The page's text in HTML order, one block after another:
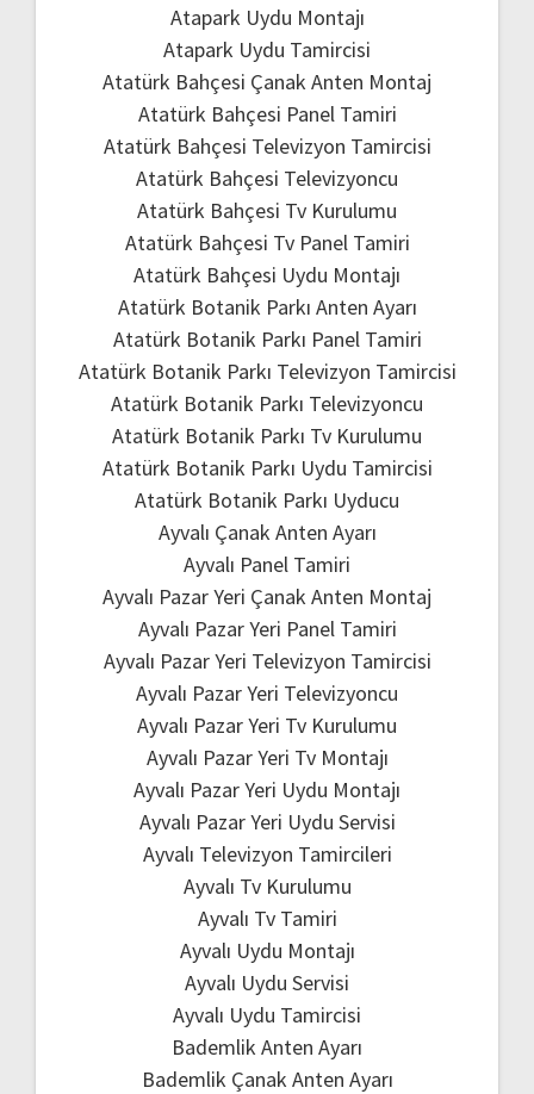
Atapark Uydu Montajı
Atapark Uydu Tamircisi
Atatürk Bahçesi Çanak Anten Montaj
Atatürk Bahçesi Panel Tamiri
Atatürk Bahçesi Televizyon Tamircisi
Atatürk Bahçesi Televizyoncu
Atatürk Bahçesi Tv Kurulumu
Atatürk Bahçesi Tv Panel Tamiri
Atatürk Bahçesi Uydu Montajı
Atatürk Botanik Parkı Anten Ayarı
Atatürk Botanik Parkı Panel Tamiri
Atatürk Botanik Parkı Televizyon Tamircisi
Atatürk Botanik Parkı Televizyoncu
Atatürk Botanik Parkı Tv Kurulumu
Atatürk Botanik Parkı Uydu Tamircisi
Atatürk Botanik Parkı Uyducu
Ayvalı Çanak Anten Ayarı
Ayvalı Panel Tamiri
Ayvalı Pazar Yeri Çanak Anten Montaj
Ayvalı Pazar Yeri Panel Tamiri
Ayvalı Pazar Yeri Televizyon Tamircisi
Ayvalı Pazar Yeri Televizyoncu
Ayvalı Pazar Yeri Tv Kurulumu
Ayvalı Pazar Yeri Tv Montajı
Ayvalı Pazar Yeri Uydu Montajı
Ayvalı Pazar Yeri Uydu Servisi
Ayvalı Televizyon Tamircileri
Ayvalı Tv Kurulumu
Ayvalı Tv Tamiri
Ayvalı Uydu Montajı
Ayvalı Uydu Servisi
Ayvalı Uydu Tamircisi
Bademlik Anten Ayarı
Bademlik Çanak Anten Ayarı